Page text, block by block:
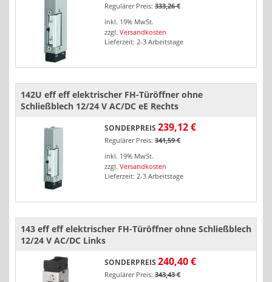
Regulärer Preis: 333,26 €
inkl. 19% MwSt.
zzgl. Versandkosten
Lieferzeit: 2-3 Arbeitstage
142U eff eff elektrischer FH-Türöffner ohne
Schließblech 12/24 V AC/DC eE Rechts
SONDERPREIS 239,12 €
Regulärer Preis: 341,59 €
inkl. 19% MwSt.
zzgl. Versandkosten
Lieferzeit: 2-3 Arbeitstage
143 eff eff elektrischer FH-Türöffner ohne Schließblech
12/24 V AC/DC Links
SONDERPREIS 240,40 €
Regulärer Preis: 343,43 €